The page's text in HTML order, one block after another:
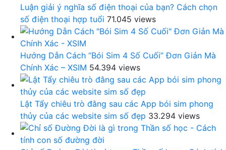
Luận giải ý nghĩa số điện thoại của bạn? Cách chọn
số điện thoại hợp tuổi 71.045 views
Hướng Dẫn Cách “Bói Sim 4 Số Cuối” Đơn Giản Mà
Chính Xác – XSIM 54.394 views
Lật Tẩy chiêu trò đằng sau các App bói sim phong
thủy của các website sim số đẹp 33.294 views